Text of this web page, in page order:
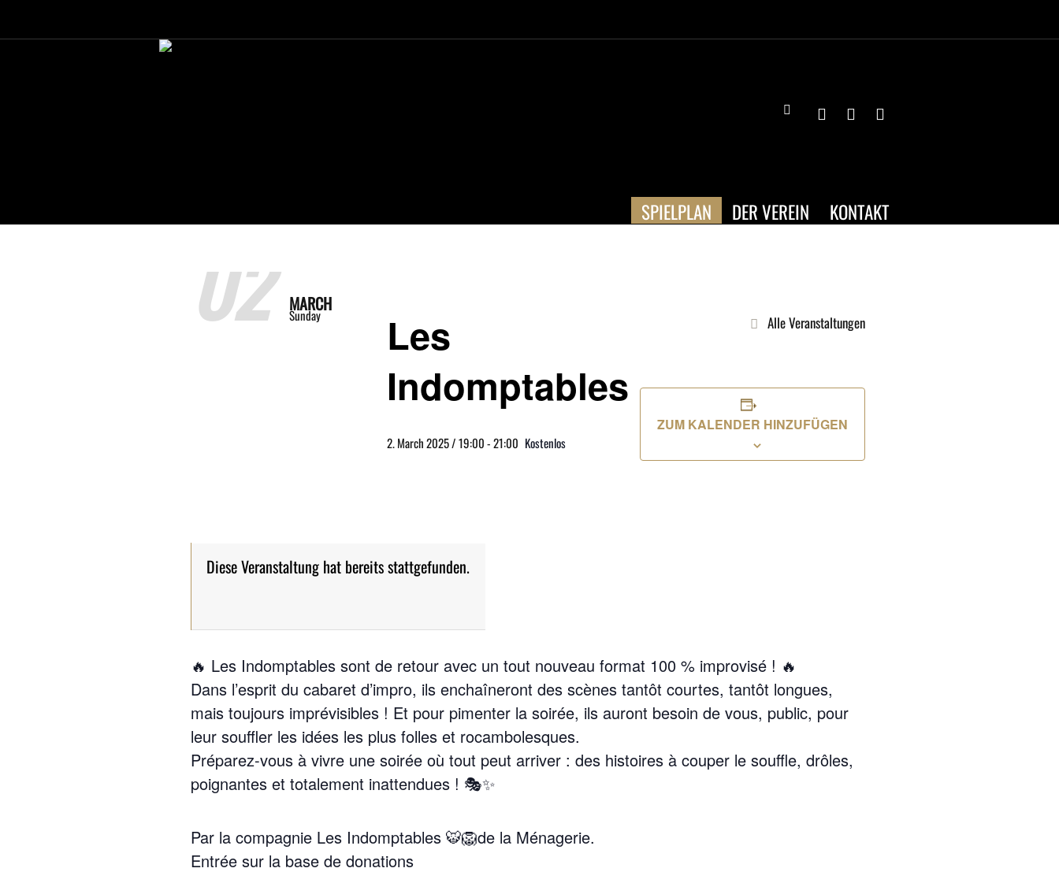
SPIELPLAN DER VEREIN KONTAKT
02 MARCH
Sunday
Les
Indomptables
2. March 2025 / 19:00-21:00 Kostenlos
Alle Veranstaltungen
ZUM KALENDER HINZUFÜGEN
Diese Veranstaltung hat bereits stattgefunden.
🔥 Les Indomptables sont de retour avec un tout nouveau format 100 % improvisé ! 🔥
Dans l’esprit du cabaret d’impro, ils enchaîneront des scènes tantôt courtes, tantôt longues,
mais toujours imprévisibles ! Et pour pimenter la soirée, ils auront besoin de vous, public, pour
leur souffler les idées les plus folles et rocambolesques.
Préparez-vous à vivre une soirée où tout peut arriver : des histoires à couper le souffle, drôles,
poignantes et totalement inattendues ! 🎭✨
Par la compagnie Les Indomptables 🐯🦁de la Ménagerie.
Entrée sur la base de donations